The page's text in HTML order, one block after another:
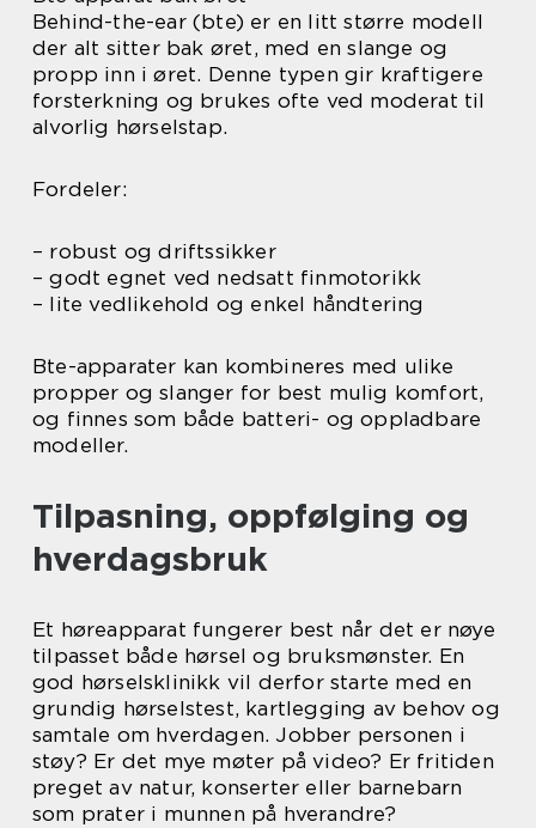
Behind-the-ear (bte) er en litt større modell
der alt sitter bak øret, med en slange og
propp inn i øret. Denne typen gir kraftigere
forsterkning og brukes ofte ved moderat til
alvorlig hørselstap.
Fordeler:
– robust og driftssikker
– godt egnet ved nedsatt finmotorikk
– lite vedlikehold og enkel håndtering
Bte-apparater kan kombineres med ulike
propper og slanger for best mulig komfort,
og finnes som både batteri- og oppladbare
modeller.
Tilpasning, oppfølging og
hverdagsbruk
Et høreapparat fungerer best når det er nøye
tilpasset både hørsel og bruksmønster. En
god hørselsklinikk vil derfor starte med en
grundig hørselstest, kartlegging av behov og
samtale om hverdagen. Jobber personen i
støy? Er det mye møter på video? Er fritiden
preget av natur, konserter eller barnebarn
som prater i munnen på hverandre?